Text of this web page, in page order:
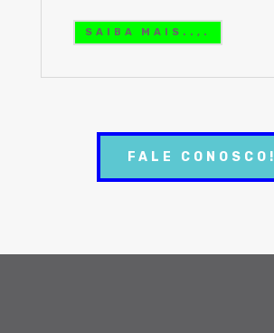
SAIBA MAIS..,.
FALE CONOSCO!